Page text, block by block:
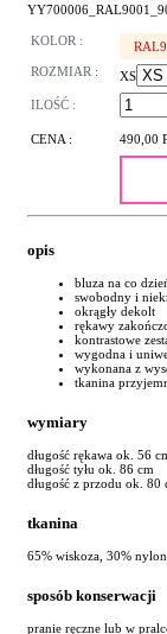
KOLOR :
ROZMIAR : XS
ILOŚĆ :
CENA : 490,00
opis
bluza na co
swobodny i
okrągły dekolt
rękawy
kontrastowe
wygodna i
wykonana z
tkanina
wymiary
długość rękawa ok. 56
długość tyłu ok. 86 cm
długość z przodu ok. 80
tkanina
65% wiskoza, 30%
sposób konserwacji
pranie ręczne lub w